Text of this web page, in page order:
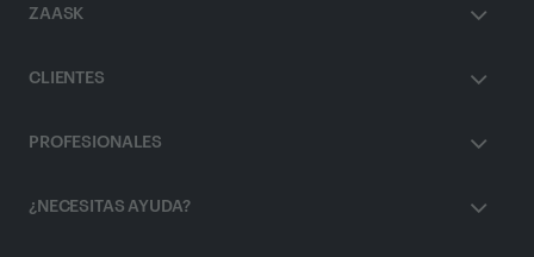
ZAASK
CLIENTES
PROFESIONALES
¿NECESITAS AYUDA?